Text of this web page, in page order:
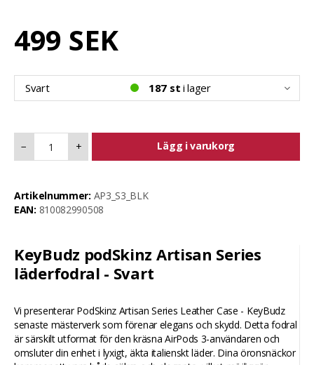
KeyBudz podSkinz Artisan Series
läderfodral - Svart
Vi presenterar PodSkinz Artisan Series Leather Case - KeyBudz
senaste mästerverk som förenar elegans och skydd. Detta fodral
är särskilt utformat för den kräsna AirPods 3-användaren och
omsluter din enhet i lyxigt, äkta italienskt läder. Dina öronsnäckor
499 SEK
Svart 187 st i lager
− + Lägg i varukorg
Artikelnummer: AP3_S3_BLK
EAN: 810082990508